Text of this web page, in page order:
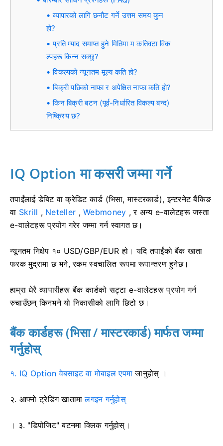
व्यापारको लागि छनौट गर्ने उत्तम समय कुन
हो?
प्रति म्याद समाप्त हुने मितिमा म कतिवटा विक
ल्पहरू किन्न सक्छु?
विकल्पको न्यूनतम मूल्य कति हो?
बिक्री पछिको नाफा र अपेक्षित नाफा कति हो?
किन बिक्री बटन (पूर्व-निर्धारित विकल्प बन्द)
निष्क्रिय छ?
IQ Option मा कसरी जम्मा गर्ने
तपाईंलाई डेबिट वा क्रेडिट कार्ड (भिसा, मास्टरकार्ड), इन्टरनेट बैंकिङ
वा Skrill , Neteller ,Webmoney , र अन्य e-वालेटहरू जस्ता
e-वालेटहरू प्रयोग गरेर जम्मा गर्न स्वागत छ।
न्यूनतम निक्षेप १० USD/GBP/EUR हो। यदि तपाईंको बैंक खाता
फरक मुद्रामा छ भने, रकम स्वचालित रूपमा रूपान्तरण हुनेछ।
हाम्रा धेरै व्यापारीहरू बैंक कार्डको सट्टा e-वालेटहरू प्रयोग गर्न
रुचाउँछन् किनभने यो निकासीको लागि छिटो छ।
बैंक कार्डहरू (भिसा / मास्टरकार्ड) मार्फत जम्मा
गर्नुहोस्
१. IQ Option वेबसाइट वा मोबाइल एपमा जानुहोस् ।
२. आफ्नो ट्रेडिंग खातामालगइन गर्नुहोस्
। ३. "डिपोजिट" बटनमा क्लिक गर्नुहोस्।